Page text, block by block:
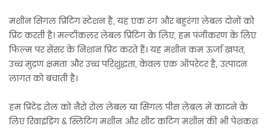
मशीन सिंगल प्रिंटिंग स्टेशन है, यह एक रंग और बहुरंगा लेबल दोनों को
प्रिंट करती है। मल्टीकलर लेबल प्रिंटिंग के लिए, हम पंजीकरण के लिए
फिल्म पर सेंसर के निशान प्रिंट करते हैं। यह मशीन कम ऊर्जा खपत,
उच्च मुद्रण क्षमता और उच्च परिशुद्धता, केवल एक ऑपरेटर है, उत्पादन
लागत को बचाती है।
हम प्रिंटेड रोल को नैरो रोल लेबल या सिंगल पीस लेबल में काटने के
लिए रिवाइंडिंग & स्लिटिंग मशीन और शीट कटिंग मशीन की भी पेशकश